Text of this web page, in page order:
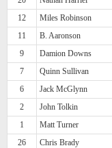
12
Miles Robinson
11
B. Aaronson
9
Damion Downs
7
Quinn Sullivan
6
Jack McGlynn
2
John Tolkin
1
Matt Turner
26
Chris Brady